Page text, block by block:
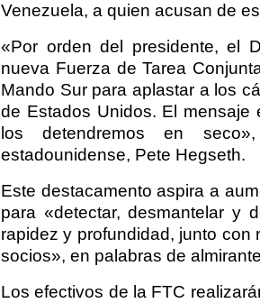
Venezuela, a quien acusan de
«Por orden del presidente, el
nueva Fuerza de Tarea
Mando Sur para aplastar a los
de Estados Unidos. El mensaje
los detendremos en
estadounidense, Pete Hegseth.
Este destacamento aspira a
para «detectar, desmantelar y
rapidez y profundidad, junto
socios», en palabras de
Los efectivos de la FTC